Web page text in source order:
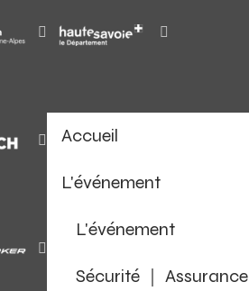
Accueil
L'événement
L'événement
Sécurité ｜ Assurance